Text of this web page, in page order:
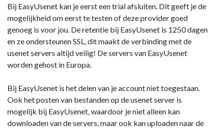
Bij EasyUsenet kan je eerst een trial afsluiten. Dit geeft je de
mogelijkheid om eerst te testen of deze provider goed
genoeg is voor jou. De retentie bij EasyUsenet is 1250 dagen
en ze ondersteunen SSL, dit maakt de verbinding met de
usenet servers altijd veilig! De servers van EasyUsenet
worden gehost in Europa.
Bij EasyUsenet is het delen van je account niet toegestaan.
Ook het posten van bestanden op de usenet server is
mogelijk bij EasyUsenet, waardoor je niet alleen kan
downloaden van de servers, maar ook kan uploaden naar de